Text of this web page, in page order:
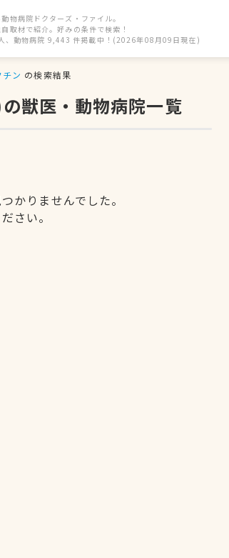
物病院ドクターズ・ファイル。
取材で紹介。好みの条件で検索！
、動物病院 9,443 件掲載中！(2026年08月09日現在)
ン の検索結果
獣医・動物病院一覧
かりませんでした。
さい。